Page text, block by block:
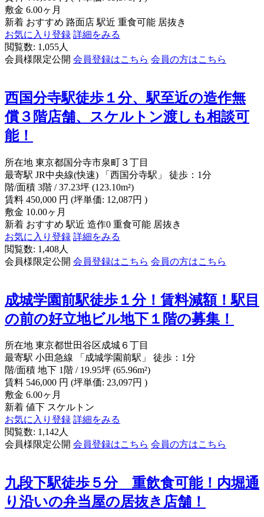
敷金 6.00ヶ月
新着 おすすめ 路面店 駅近 重食可能 居抜き
お気に入り登録 詳細をみる
閲覧数: 1,055人
会員様限定公開 会員登録はこちら 会員の方はこちら
西国分寺駅徒歩１分、駅至近の造作無
償３階店舗、スケルトン渡しも相談可
能！
所在地 東京都国分寺市泉町３丁目
最寄駅 JR中央線(快速) 「西国分寺駅」 徒歩：1分
階/面積 3階 / 37.23坪 (123.10m²)
賃料 450,000 円 (坪単価: 12,087円 )
敷金 10.00ヶ月
新着 おすすめ 駅近 造作0 重食可能 居抜き
お気に入り登録 詳細をみる
閲覧数: 1,408人
会員様限定公開 会員登録はこちら 会員の方はこちら
成城学園前駅徒歩１分！賃料減額！駅目
の前の好立地ビル地下１階の募集！
所在地 東京都世田谷区成城６丁目
最寄駅 小田急線 「成城学園前駅」 徒歩：1分
階/面積 地下 1階 / 19.95坪 (65.96m²)
賃料 546,000 円 (坪単価: 23,097円 )
敷金 6.00ヶ月
新着 値下 スケルトン
お気に入り登録 詳細をみる
閲覧数: 1,142人
会員様限定公開 会員登録はこちら 会員の方はこちら
九段下駅徒歩５分 重飲食可能！内堀通
り沿いの弁当屋の居抜き店舗！